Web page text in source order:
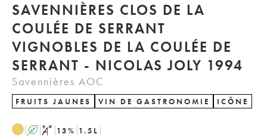
SAVENNIÈRES CLOS DE LA
COULÉE DE SERRANT
VIGNOBLES DE LA COULÉE DE
SERRANT - NICOLAS JOLY 1994
Savennières AOC
FRUITS JAUNES VIN DE GASTRONOMIE ICÔNE
A S 13% 1.5 L